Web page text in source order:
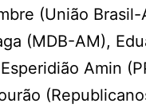
(União Brasil-
(MDB-AM),
Amin